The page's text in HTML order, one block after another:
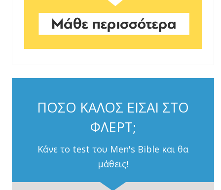
ΠΟΣΟ ΚΑΛΟΣ ΕΙΣΑΙ ΣΤΟ
ΦΛΕΡΤ;
Κάνε το test του Men's Bible και θα
μάθεις!